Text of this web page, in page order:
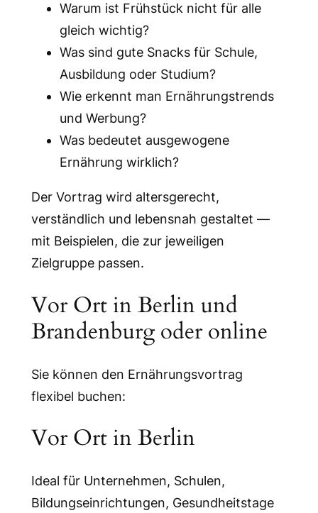
Warum ist Frühstück nicht für alle
gleich wichtig?
Was sind gute Snacks für Schule,
Ausbildung oder Studium?
Wie erkennt man Ernährungstrends
und Werbung?
Was bedeutet ausgewogene
Ernährung wirklich?
Der Vortrag wird altersgerecht,
verständlich und lebensnah gestaltet —
mit Beispielen, die zur jeweiligen
Zielgruppe passen.
Vor Ort in Berlin und
Brandenburg oder online
Sie können den Ernährungsvortrag
flexibel buchen:
Vor Ort in Berlin
Ideal für Unternehmen, Schulen,
Bildungseinrichtungen, Gesundheitstage